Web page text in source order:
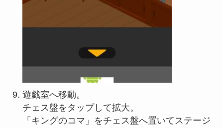
遊戯室へ移動。
チェス盤をタップして拡大。
「キングのコマ」をチェス盤へ置いてステージ